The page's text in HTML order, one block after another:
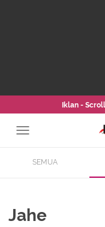
Iklan -
SEMUA
Jahe